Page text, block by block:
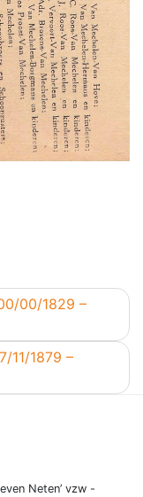
00/1829 –
11/1879 –
Neten’ vzw -